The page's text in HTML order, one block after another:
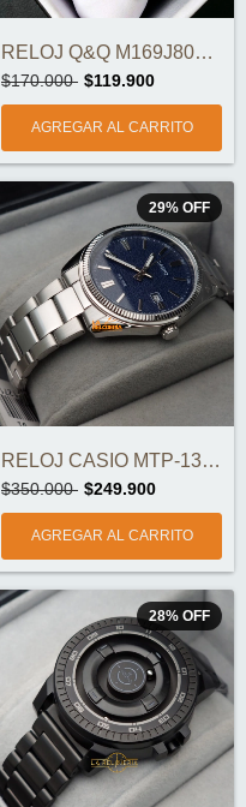
RELOJ Q&Q M169J804Y ORIGINAL
$170.000 $119.900
29% OFF
RELOJ CASIO MTP-1302DA-2A1VDF ORIGINAL
$350.000 $249.900
28% OFF